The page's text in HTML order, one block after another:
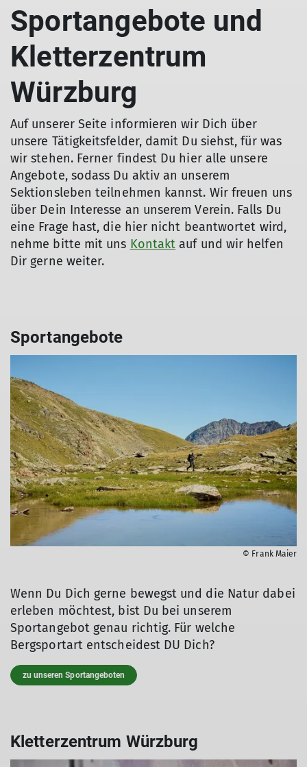
Sportangebote und
Kletterzentrum
Würzburg
Auf unserer Seite informieren wir Dich über
unsere Tätigkeitsfelder, damit Du siehst, für was
wir stehen. Ferner findest Du hier alle unsere
Angebote, sodass Du aktiv an unserem
Sektionsleben teilnehmen kannst. Wir freuen uns
über Dein Interesse an unserem Verein. Falls Du
eine Frage hast, die hier nicht beantwortet wird,
nehme bitte mit uns Kontakt auf und wir helfen
Dir gerne weiter.
Sportangebote
© Frank Maier
Wenn Du Dich gerne bewegst und die Natur dabei
erleben möchtest, bist Du bei unserem
Sportangebot genau richtig. Für welche
Bergsportart entscheidest DU Dich?
zu unseren Sportangeboten
Kletterzentrum Würzburg